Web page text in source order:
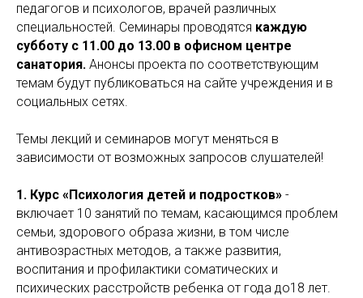
педагогов и психологов, врачей различных
специальностей. Семинары проводятся каждую
субботу с 11.00 до 13.00 в офисном центре
санатория. Анонсы проекта по соответствующим
темам будут публиковаться на сайте учреждения и в
социальных сетях.
Темы лекций и семинаров могут меняться в
зависимости от возможных запросов слушателей!
1. Курс «Психология детей и подростков» -
включает 10 занятий по темам, касающимся проблем
семьи, здорового образа жизни, в том числе
антивозрастных методов, а также развития,
воспитания и профилактики соматических и
психических расстройств ребенка от года до18 лет.